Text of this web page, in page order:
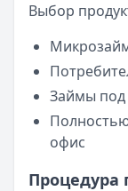
Выбор
Займы под
офис
Процедура